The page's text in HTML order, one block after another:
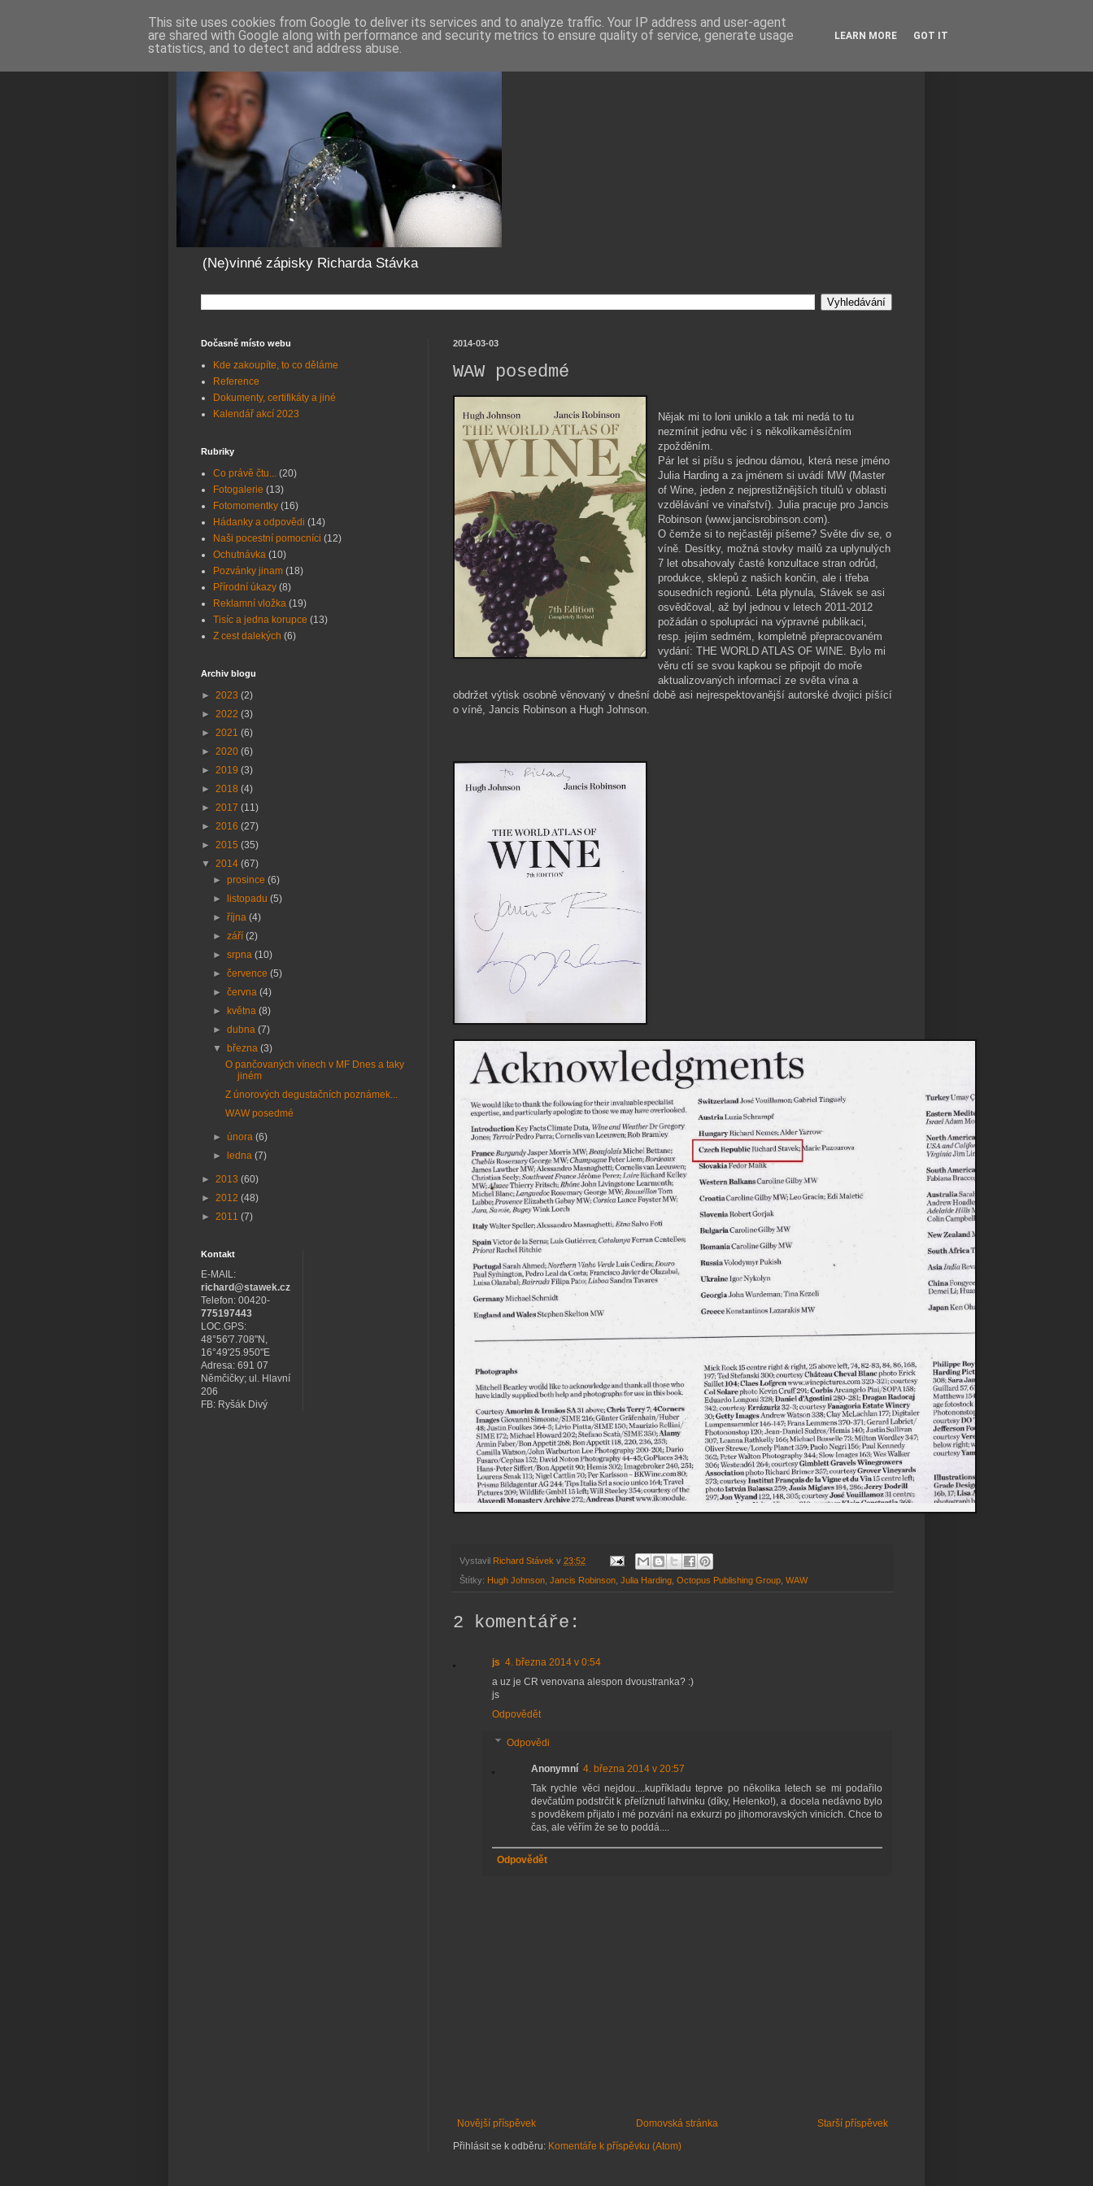
(Ne)vinné zápisky Richarda Stávka
2014-03-03
WAW posedmé
Nějak mi to loni uniklo a tak mi nedá to tu
nezmínit jednu věc i s několikaměsíčním
zpožděním.
Pár let si píšu s jednou dámou, která nese jméno
Julia Harding a za jménem si uvádí MW (Master
of Wine, jeden z nejprestižnějších titulů v oblasti
vzdělávání ve vinařství). Julia pracuje pro Jancis
Robinson (www.jancisrobinson.com).
O čemže si to nejčastěji píšeme? Světe div se, o
víně. Desítky, možná stovky mailů za uplynulých
7 let obsahovaly časté konzultace stran odrůd,
produkce, sklepů z našich končin, ale i třeba
sousedních regionů. Léta plynula, Stávek se asi
osvědčoval, až byl jednou v letech 2011-2012
požádán o spolupráci na výpravné publikaci,
resp. jejím sedmém, kompletně přepracovaném
vydání: THE WORLD ATLAS OF WINE. Bylo mi
věru ctí se svou kapkou se připojit do moře
aktualizovaných informací ze světa vína a
obdržet výtisk osobně věnovaný v dnešní době asi nejrespektovanější autorské dvojici píšící
o víně, Jancis Robinson a Hugh Johnson.
Vystavil Richard Stávek v 23:52
Štítky: Hugh Johnson Jancis Robinson Julia Harding Octopus Publishing Group WAW
2 komentáře:
js 4. března 2014 v 0:54
a uz je CR venovana alespon dvoustranka? :)
js
Odpovědět
Odpovědi
Anonymní 4. března 2014 v 20:57
Tak rychle věci nejdou....kupříkladu teprve po několika letech se mi podařilo
devčatům podstrčit k přelíznutí lahvinku (díky, Helenko!), a docela nedávno bylo
s povděkem přijato i mé pozvání na exkurzi po jihomoravských vinicích. Chce to
čas, ale věřím že se to poddá....
Odpovědět
Novější příspěvek Starší příspěvek
Domovská stránka
Přihlásit se k odběru: Komentáře k příspěvku (Atom)
Dočasně místo webu
Kde zakoupíte, to co děláme
Reference
Dokumenty, certifikáty a jiné
Kalendář akcí 2023
Rubriky
Co právě čtu... (20)
Fotogalerie (13)
Fotomomentky (16)
Hádanky a odpovědi (14)
Naši pocestní pomocníci (12)
Ochutnávka (10)
Pozvánky jinam (18)
Přírodní úkazy (8)
Reklamní vložka (19)
Tisíc a jedna korupce (13)
Z cest dalekých (6)
Archiv blogu
► 2023 (2)
► 2022 (3)
► 2021 (6)
► 2020 (6)
► 2019 (3)
► 2018 (4)
► 2017 (11)
► 2016 (27)
► 2015 (35)
▼ 2014 (67)
►prosince(6)
►
listopadu(5)
►října(4)
►září(2)
►srpna(10)
►července(5)
►června(4)
►
května(8)
►dubna(7)
▼ března(3)
O pančovaných vínech v MF Dnes a taky
jiném
Z únorových degustačních poznámek...
WAW posedmé
►února(6)
►
ledna(7)
► 2013 (60)
► 2012 (48)
► 2011 (7)
Kontakt
E-MAIL:
richard@stawek.cz
Telefon: 00420-
775197443
LOC.GPS:
48°56'7.708"N,
16°49'25.950"E
Adresa: 691 07
Němčičky; ul. Hlavní
206
FB: Ryšák Divý
This site uses cookies from Google to deliver its services and to analyze traffic. Your IP address and user-agent
are shared with Google along with performance and security metrics to ensure quality of service, generate usage
statistics, and to detect and address abuse.
LEARN MORE GOT IT